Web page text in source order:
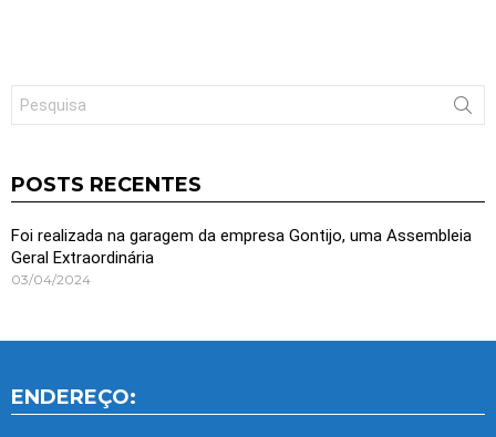
for:
POSTS RECENTES
Foi realizada na garagem da empresa Gontijo, uma Assembleia
Geral Extraordinária
03/04/2024
ENDEREÇO: